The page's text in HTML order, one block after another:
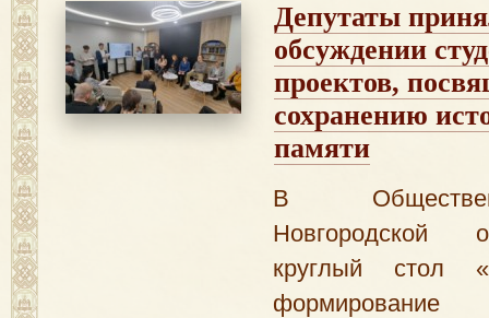
Депутаты
обсуждении
проектов,
сохранению
памяти
В
Новгородской
круглый стол
формирование